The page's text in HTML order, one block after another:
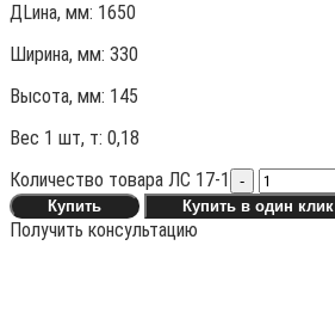
ДLина, мм: 1650
Ширина, мм: 330
Высота, мм: 145
Вес 1 шт, т: 0,18
Количество товара ЛС 17-1
-
Купить
Купить в один клик
Получить консультацию